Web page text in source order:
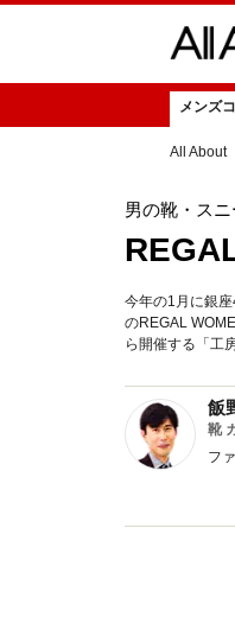
メンズ
All About
男の靴・ス
今年の1月に銀
のREGAL
ら開催する「工
飯
靴
フ